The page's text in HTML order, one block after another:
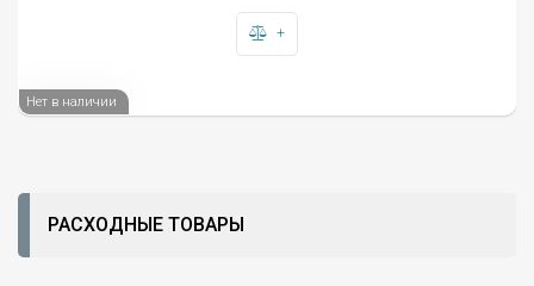
+
Нет в наличии
РАСХОДНЫЕ ТОВАРЫ